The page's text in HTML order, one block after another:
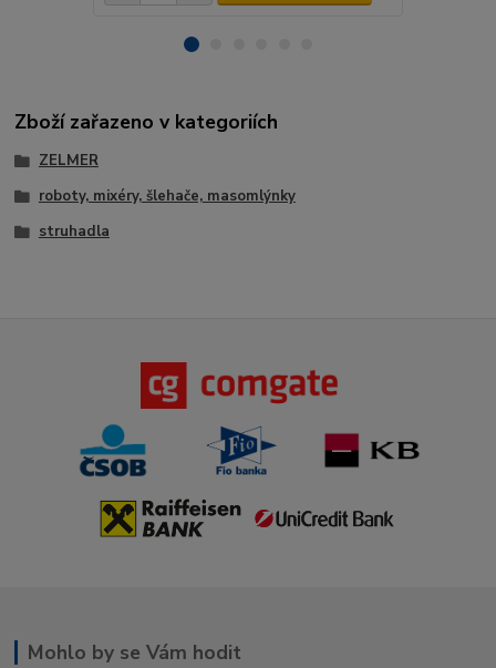
Zboží zařazeno v kategoriích
ZELMER
roboty, mixéry, šlehače, masomlýnky
struhadla
Mohlo by se Vám hodit